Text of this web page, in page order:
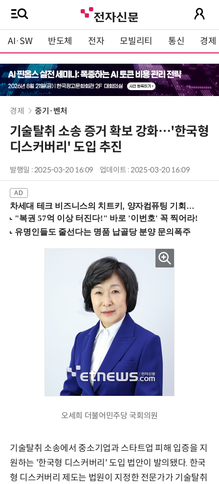
AI·SW 반도체 전자 모빌리티 통신 경제
경제 중기·벤처
기술탈취 소송 증거 확보 강화…'한국형
디스커버리' 도입 추진
발행일 : 2025-03-20 16:09 업데이트 : 2025-03-20 16:09
차세대 테크 비즈니스의 치트키, 양자컴퓨팅 기회를 선점하라! (8/28 강남역)
오세희 더불어민주당 국회의원
기술탈취 소송에서 중소기업과 스타트업 피해 입증을 지
원하는 '한국형 디스커버리' 도입 법안이 발의됐다. 한국
형 디스커버리 제도는 법원이 지정한 전문가가 기술탈취